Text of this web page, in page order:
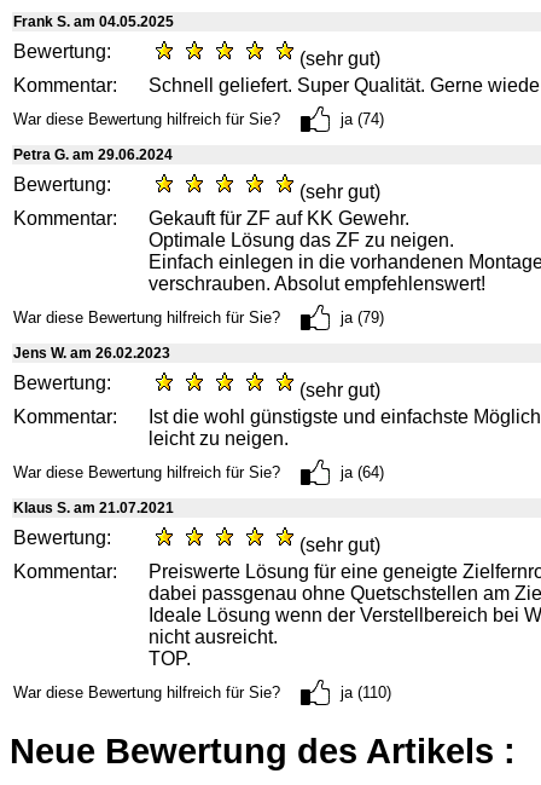
Frank S. am 04.05.2025
Bewertung:
(sehr gut)
Kommentar:
Schnell geliefert. Super Qualität. Gerne
War diese Bewertung hilfreich für Sie? ja (74)
Petra G. am 29.06.2024
Bewertung:
(sehr gut)
Kommentar:
Gekauft für ZF auf KK Gewehr.
Optimale Lösung das ZF zu neigen.
Einfach einlegen in die vorhandenen
verschrauben. Absolut empfehlenswert!
War diese Bewertung hilfreich für Sie? ja (79)
Jens W. am 26.02.2023
Bewertung:
(sehr gut)
Kommentar:
Ist die wohl günstigste und einfachste
leicht zu neigen.
War diese Bewertung hilfreich für Sie? ja (64)
Klaus S. am 21.07.2021
Bewertung:
(sehr gut)
Kommentar:
Preiswerte Lösung für eine geneigte
dabei passgenau ohne Quetschstellen am
Ideale Lösung wenn der Verstellbereich bei
nicht ausreicht.
TOP.
War diese Bewertung hilfreich für Sie? ja (110)
Neue Bewertung des Artikels :